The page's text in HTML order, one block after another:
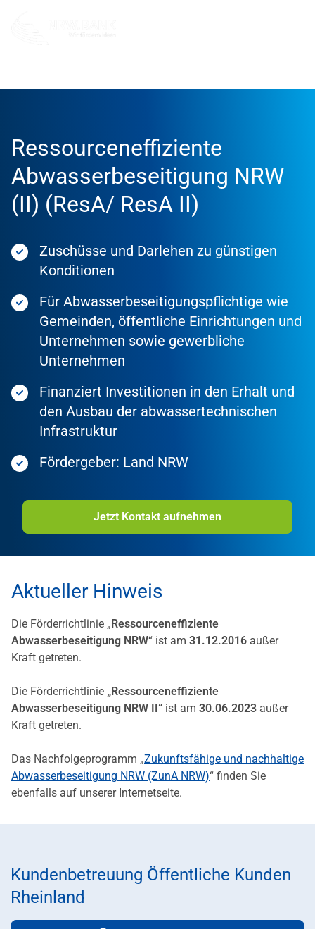
Ressourceneffiziente
Abwasserbeseitigung NRW
(II) (ResA/ ResA II)
Zuschüsse und Darlehen zu günstigen
Konditionen
Für Abwasserbeseitigungspflichtige wie
Gemeinden, öffentliche Einrichtungen und
Unternehmen sowie gewerbliche
Unternehmen
Finanziert Investitionen in den Erhalt und
den Ausbau der abwassertechnischen
Infrastruktur
Fördergeber: Land NRW
Jetzt Kontakt aufnehmen
Aktueller Hinweis
Die Förderrichtlinie „ Ressourceneffiziente
Abwasserbeseitigung NRW“ ist am 31.12.2016 außer
Kraft getreten.
Die Förderrichtlinie „Ressourceneffiziente
Abwasserbeseitigung NRW II“ ist am 30.06.2023 außer
Kraft getreten.
Das Nachfolgeprogramm „Zukunftsfähige und nachhaltige
Abwasserbeseitigung NRW (ZunA NRW)“ finden Sie
ebenfalls auf unserer Internetseite.
Kundenbetreuung Öffentliche Kunden
Rheinland